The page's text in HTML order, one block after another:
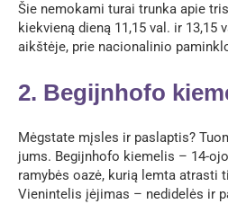
Šie nemokami turai trunka apie
kiekvieną dieną 11,15 val. ir 13,15
aikštėje, prie nacionalinio
2. Begijnhofo
Mėgstate mįsles ir paslaptis?
jums. Begijnhofo kiemelis – 14-
ramybės oazė, kurią lemta atrasti
Vienintelis įėjimas – nedidelės ir